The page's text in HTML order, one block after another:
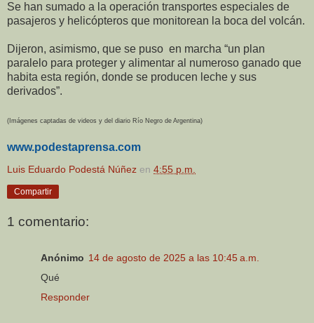
Se han sumado a la operación transportes especiales de
pasajeros y helicópteros que monitorean la boca del volcán.
Dijeron, asimismo, que se puso en marcha “un plan
paralelo para proteger y alimentar al numeroso ganado que
habita esta región, donde se producen leche y sus
derivados”.
(Imágenes captadas de videos y del diario Río Negro de Argentina)
www.podestaprensa.com
Luis Eduardo Podestá Núñez en 4:55 p.m.
Compartir
1 comentario:
Anónimo 14 de agosto de 2025 a las 10:45 a.m.
Qué
Responder